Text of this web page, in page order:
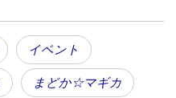
イベント
まどか☆マギカ